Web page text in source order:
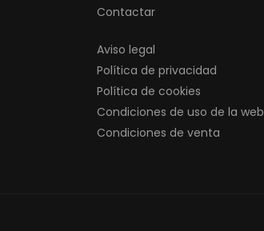
Contactar
Aviso legal
Política de privacidad
Política de cookies
Condiciones de uso de la web
Condiciones de venta